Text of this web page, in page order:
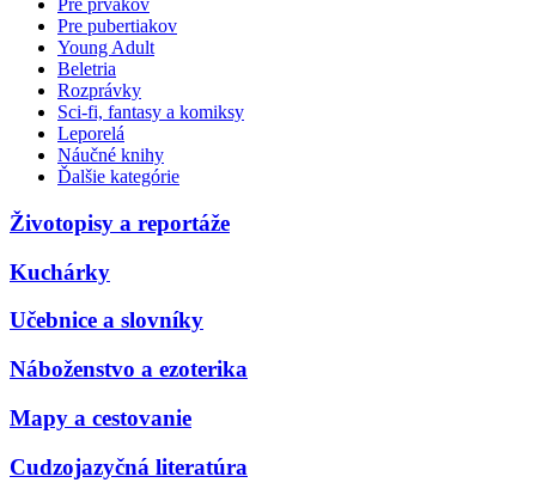
Pre prvákov
Pre pubertiakov
Young Adult
Beletria
Rozprávky
Sci-fi, fantasy a komiksy
Leporelá
Náučné knihy
Ďalšie kategórie
Životopisy a reportáže
Kuchárky
Učebnice a slovníky
Náboženstvo a ezoterika
Mapy a cestovanie
Cudzojazyčná literatúra